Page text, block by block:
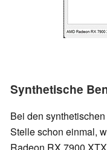
Synthetische
Bei den
Stelle schon einmal,